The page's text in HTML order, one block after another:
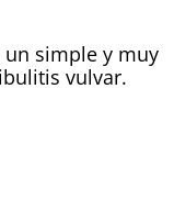
simple y muy
vulvar.